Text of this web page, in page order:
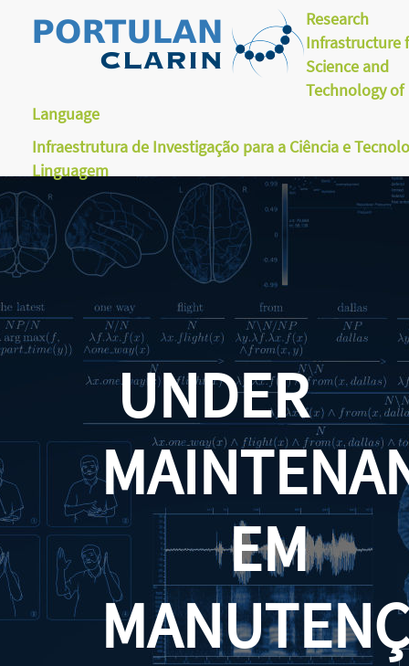
Research
Infrastructure
Science and
Technology of
Language
Infraestrutura de Investigação para a Ciência e
Linguagem
UNDER
EM